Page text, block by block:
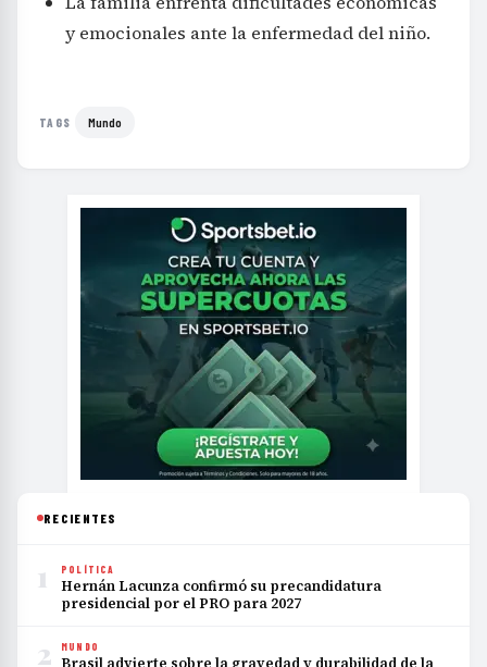
y emocionales ante la enfermedad del niño.
TAGS Mundo
RECIENTES
1 POLÍTICA
Hernán Lacunza confirmó su precandidatura
presidencial por el PRO para 2027
2 MUNDO
Brasil advierte sobre la gravedad y durabilidad de la